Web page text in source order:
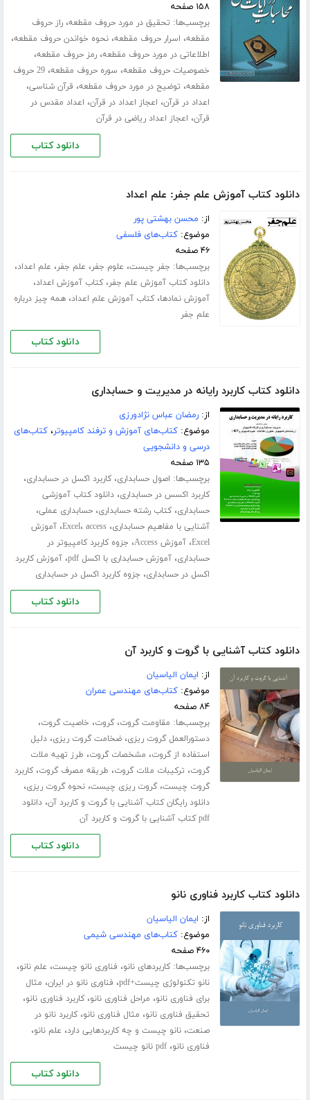
۱۵۸ صفحه
برچسب‌ها: تحقیق در مورد حروف مقطعه،راز حروف
مقطعه، اسرار حروف مقطعه،نحوه خواندن حروف مقطعه،
اطلاعاتی در مورد حروف مقطعه،رمز حروف مقطعه،
خصوصیات حروف مقطعه، سوره حروف مقطعه،
29 حروف
مقطعه، توضیح در مورد حروف مقطعه، قرآن شناسی،
اعداد در قرآن، اعجاز اعداد در قرآن، اعداد مقدس در
قرآن، اعجاز اعداد ریاضی در قرآن
دانلود کتاب
دانلود کتاب آموزش علم جفر: علم اعداد
از: محسن بهشتی پور
موضوع:کتاب‌های فلسفی
۴۶ صفحه
برچسب‌ها: جفر چیست، علوم جفر، علم جفر، علم اعداد،
دانلود کتاب آموزش علم جفر،کتاب آموزش اعداد،
آموزش نمادها،کتاب آموزش علم اعداد،همه چیز درباره
علم جفر
دانلود کتاب
دانلود کتاب کاربرد رایانه در مدیریت و حسابداری
از:رمضان عباس نژادورزی
موضوع:کتاب‌های آموزش و ترفند کامپیوتر،کتاب‌های
درسی و دانشجویی
۱۳۵ صفحه
برچسب‌ها: اصول حسابداری،کاربرد اکسل در حسابداری،
کاربرد اکسس در حسابداری،دانلود کتاب آموزشی
حسابداری،کتاب رشته حسابداری،حسابداری عملی،
آشنایی با مفاهیم حسابداری، Excel، access ،آموزش
Excel،آموزش Access ، جزوه کاربرد کامپیوتر در
حسابداری،آموزش حسابداری با اکسل pdf ،آموزش کاربرد
اکسل در حسابداری، جزوه کاربرد اکسل در حسابداری
دانلود کتاب
دانلود کتاب آشنایی با گروت و کاربرد آن
از: ایمان الیاسیان
موضوع:کتاب‌های مهندسی عمران
۸۴ صفحه
برچسب‌ها: مقاومت گروت،گروت، خاصیت گروت،
دستورالعمل گروت ریزی،ضخامت گروت ریزی،دلیل
استفاده از گروت، مشخصات گروت، طرز تهیه ملات
گروت، ترکیبات ملات گروت، طریقه مصرف گروت،کاربرد
گروت چیست،گروت ریزی چیست،نحوه گروت ریزی،
دانلود رایگان کتاب آشنایی با گروت و کاربرد آن،دانلود
pdf کتاب آشنایی با گروت و کاربرد آن
دانلود کتاب
دانلود کتاب کاربرد فناوری نانو
از: ایمان الیاسیان
موضوع:کتاب‌های مهندسی شیمی
۴۶۰ صفحه
برچسب‌ها:کاربردهای نانو، فناوری نانو چیست، علم نانو،
نانو تکنولوژی چیست+pdf ، فناوری نانو در ایران، مثال
برای فناوری نانو، مراحل فناوری نانو،کاربرد فناوری نانو،
تحقیق فناوری نانو، مثال فناوری نانو،کاربرد نانو در
صنعت،نانو چیست و چه کاربردهایی دارد، علم نانو،
فناوری نانو،pdf نانو چیست
دانلود کتاب